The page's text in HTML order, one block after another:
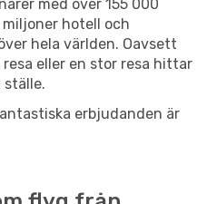
med över 155 000
hotell och
hela världen. Oavsett
eller en stor resa hittar
ställe.
erbjudanden är